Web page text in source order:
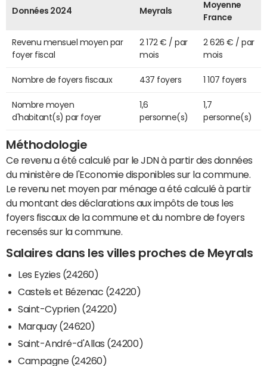
Données 2024 Meyrals
Moyenne
France
Revenu mensuel moyen par
foyer fiscal
2 172 € / par
mois
2 626 € / par
mois
Nombre de foyers fiscaux 437 foyers 1 107 foyers
Nombre moyen
d'habitant(s) par foyer
1,6
personne(s)
1,7
personne(s)
Méthodologie
Ce revenu a été calculé par le JDN à partir des données
du ministère de l'Economie disponibles sur la commune.
Le revenu net moyen par ménage a été calculé à partir
du montant des déclarations aux impôts de tous les
foyers fiscaux de la commune et du nombre de foyers
recensés sur la commune.
Salaires dans les villes proches de Meyrals
Les Eyzies (24260)
Castels et Bézenac (24220)
Saint-Cyprien (24220)
Marquay (24620)
Saint-André-d'Allas (24200)
Campagne (24260)